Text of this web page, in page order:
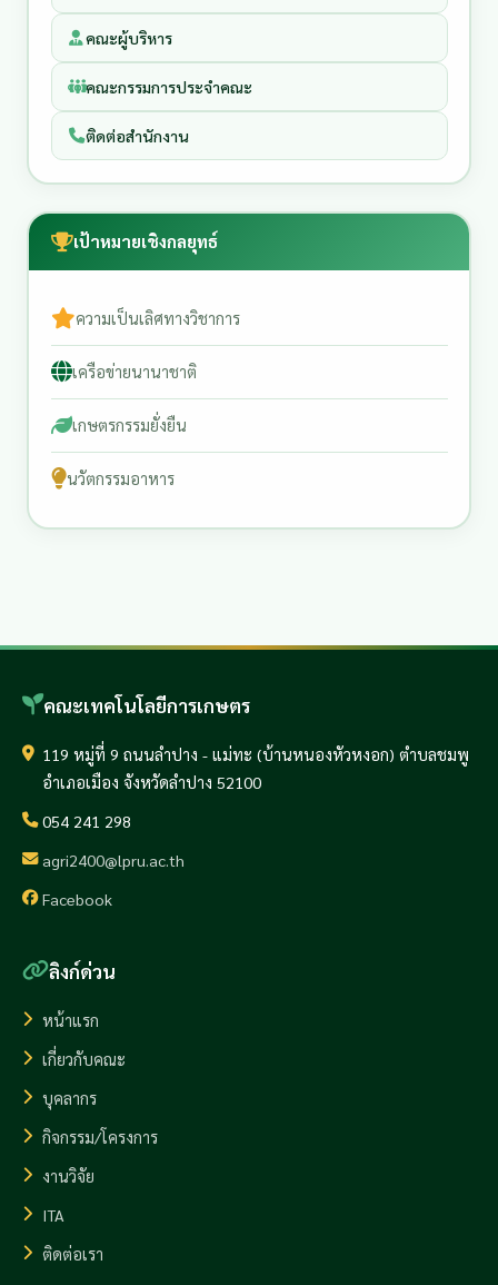
คณะผู้บริหาร
คณะกรรมการประจำคณะ
ติดต่อสำนักงาน
เป้าหมายเชิงกลยุทธ์
ความเป็นเลิศทางวิชาการ
เครือข่ายนานาชาติ
เกษตรกรรมยั่งยืน
นวัตกรรมอาหาร
คณะเทคโนโลยีการเกษตร
119 หมู่ที่ 9 ถนนลำปาง - แม่ทะ (บ้านหนองหัวหงอก) ตำบลชมพู
อำเภอเมือง จังหวัดลำปาง 52100
054 241 298
agri2400@lpru.ac.th
Facebook
ลิงก์ด่วน
หน้าแรก
เกี่ยวกับคณะ
บุคลากร
กิจกรรม/โครงการ
งานวิจัย
ITA
ติดต่อเรา